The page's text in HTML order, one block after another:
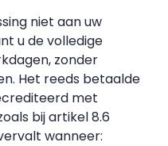
niet aan uw
u de volledige
zonder
Het reeds betaalde
met
bij artikel 8.6
wanneer: